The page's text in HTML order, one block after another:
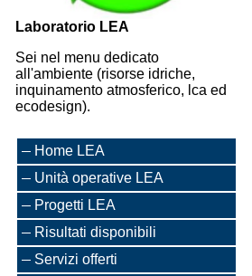
Laboratorio LEA
Sei nel menu dedicato
all'ambiente (risorse idriche,
inquinamento atmosferico, lca ed
ecodesign).
Home LEA
Unità operative LEA
Progetti LEA
Risultati disponibili
Servizi offerti